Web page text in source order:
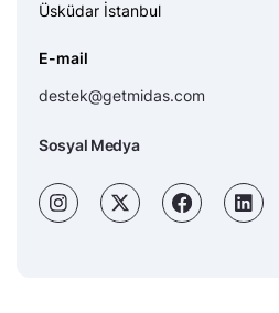
Üsküdar İstanbul
E-mail
destek@getmidas.com
Sosyal Medya